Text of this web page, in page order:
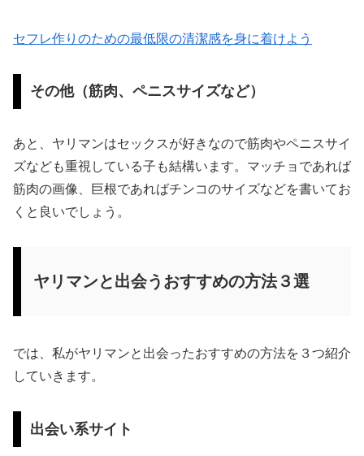
セフレ作りのための最低限の清潔感を身に着けよう
その他（筋肉、ペニスサイズなど）
あと、ヤリマンはセックスが好きなので筋肉やペニスサイ
ズなども重視している子も結構います。マッチョであれば
筋肉の画像、巨根であればチンコのサイズなどを書いてお
くと良いでしょう。
ヤリマンと出会うおすすめの方法３選
では、私がヤリマンと出会ったおすすめの方法を３つ紹介
していきます。
出会い系サイト